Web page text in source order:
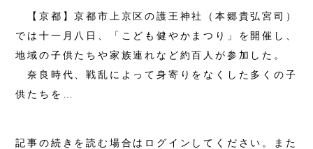
【京都】京都市上京区の護王神社（本郷貴弘宮司）
では十一月八日、「こども健やかまつり」を開催し、
地域の子供たちや家族連れなど約百人が参加した。
奈良時代、戦乱によって身寄りをなくした多くの子
供たちを…
記事の続きを読む場合はログインしてください。また